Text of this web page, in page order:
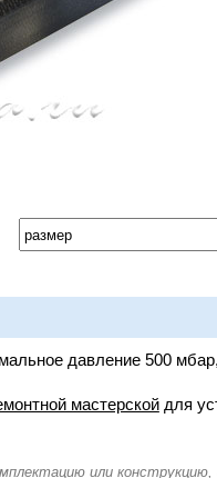
давление 500
мастерскойдля